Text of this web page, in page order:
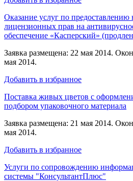
Оказание услуг по
лицензионных прав на
обеспечение «Касперский»
Заявка размещена: 22 мая 2014.
мая 2014.
Добавить в избранное
Поставка живых цветов с
подбором упаковочного материала
Заявка размещена: 21 мая 2014.
мая 2014.
Добавить в избранное
Услуги по сопровождению
системы "КонсультантПлюс"